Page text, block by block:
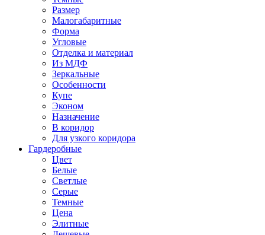
Размер
Малогабаритные
Форма
Угловые
Отделка и материал
Из МДФ
Зеркальные
Особенности
Купе
Эконом
Назначение
В коридор
Для узкого коридора
Гардеробные
Цвет
Белые
Светлые
Серые
Темные
Цена
Элитные